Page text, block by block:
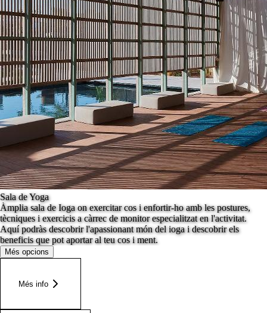
Sala de Yoga
Àmplia sala de Ioga on exercitar cos i enfortir-ho amb les postures,
tècniques i exercicis a càrrec de monitor especialitzat en l'activitat.
Aquí podràs descobrir l'apassionant món del ioga i descobrir els
beneficis que pot aportar al teu cos i ment.
Més opcions
Més info